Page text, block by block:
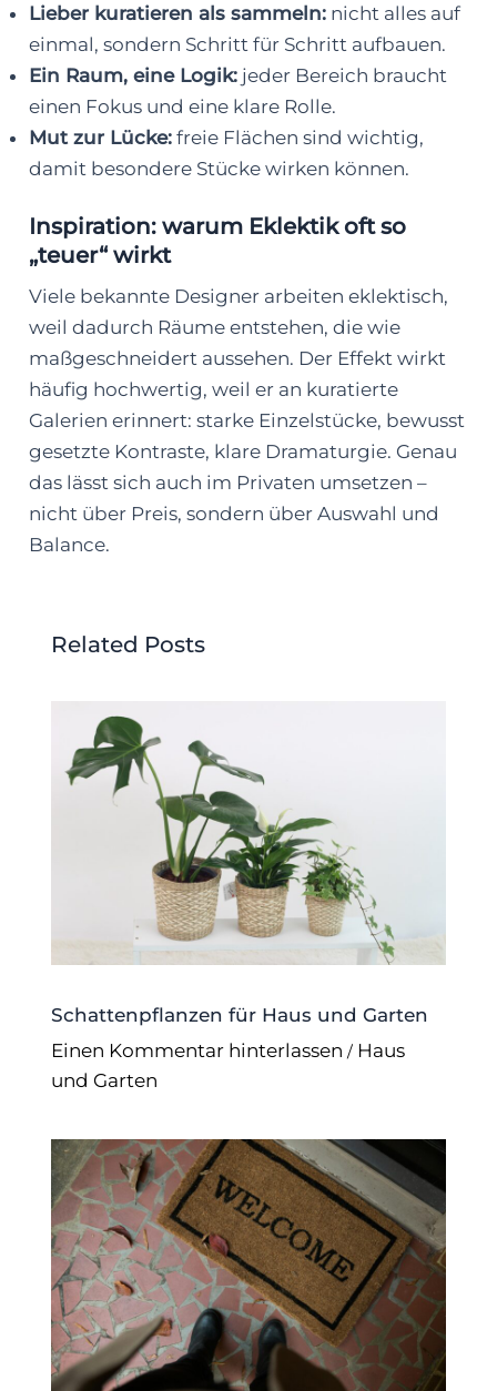
Lieber kuratieren als sammeln: nicht alles auf
einmal, sondern Schritt für Schritt aufbauen.
Ein Raum, eine Logik: jeder Bereich braucht
einen Fokus und eine klare Rolle.
Mut zur Lücke: freie Flächen sind wichtig,
damit besondere Stücke wirken können.
Inspiration: warum Eklektik oft so
„teuer“ wirkt
Viele bekannte Designer arbeiten eklektisch,
weil dadurch Räume entstehen, die wie
maßgeschneidert aussehen. Der Effekt wirkt
häufig hochwertig, weil er an kuratierte
Galerien erinnert: starke Einzelstücke, bewusst
gesetzte Kontraste, klare Dramaturgie. Genau
das lässt sich auch im Privaten umsetzen –
nicht über Preis, sondern über Auswahl und
Balance.
Related Posts
Schattenpflanzen für Haus und Garten
Einen Kommentar hinterlassen / Haus
und Garten